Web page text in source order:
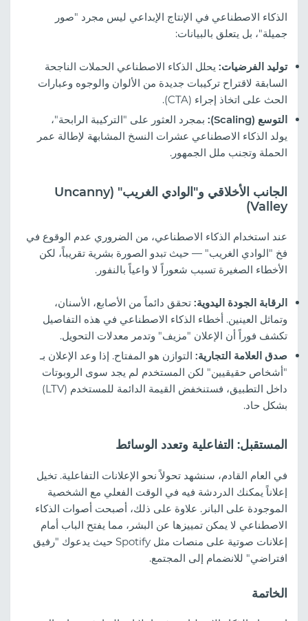
الذكاء الاصطناعي في الإنتاج الإبداعي ليس مجرد "صور
جميلة"، بل يتعلق بالبيانات:
توليد الفرضيات: يحلل الذكاء الاصطناعي الحملات الناجحة
السابقة لاقتراح تركيبات جديدة من الألوان والوجوه وعبارات
الحث على اتخاذ إجراء (CTA).
التوسع (Scaling):
بمجرد العثور على "التركيبة الرابحة"،
يولد الذكاء الاصطناعي عشرات النسخ المشابهة لإطالة عمر
الحملة وتجنب ملل الجمهور.
الجانب الأخلاقي و"الوادي الغريب" (Uncanny
Valley)
عند استخدام الذكاء الاصطناعي، من الضروري عدم الوقوع في
فخ "الوادي الغريب" — حيث تبدو الصورة بشرية تقريباً، لكن
الأخطاء الصغيرة تسبب شعوراً لا واعياً بالنفور.
الرقابة الجودة اليدوية: تحقق دائماً من الأصابع، الأسنان،
وتماثل العينين. أخطاء الذكاء الاصطناعي في هذه التفاصيل
تكشف فوراً أن الإعلان "مزيف" وتدمر معدلات التحويل.
صدق العلامة التجارية: التوازن هو المفتاح. إذا وعد الإعلان بـ
"أشخاص حقيقيين" لكن المستخدم لم يجد سوى الروبوتات
داخل التطبيق، فستنخفض القيمة الدائمة للمستخدم (LTV)
بشكل حاد.
المستقبل: التفاعلية وتعدد الوسائط
في العام القادم، سنشهد تحولاً نحو الإعلانات التفاعلية. تخيل
إعلاناً يمكنك الدردشة فيه في الوقت الفعلي مع الشخصية
الموجودة على البانر. علاوة على ذلك، أصبحت أصوات الذكاء
الاصطناعي لا يمكن تمييزها عن البشر، مما يفتح الباب أمام
إعلانات صوتية على منصات مثل Spotify حيث يدعوك "رفيق
افتراضي" للانضمام إلى المجتمع.
الخاتمة